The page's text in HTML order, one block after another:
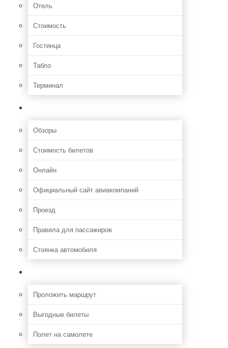
Отель
Стоимость
Гостинца
Табло
Терминал
Обзоры
Стоимость билетов
Онлайн
Официальный сайт авиакомпаний
Проезд
Правила для пассажиров
Стоянка автомобиля
Проложить маршрут
Выгодные билеты
Полет на самолете